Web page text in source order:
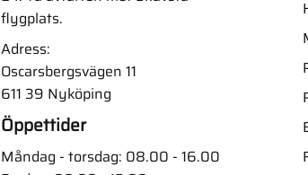
flygplats.
Adress:
Oscarsbergsvägen 11
611 39 Nyköping
Öppettider
Måndag - torsdag: 08.00 - 16.00